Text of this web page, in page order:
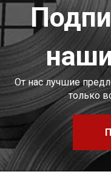
От нас лучшие
только